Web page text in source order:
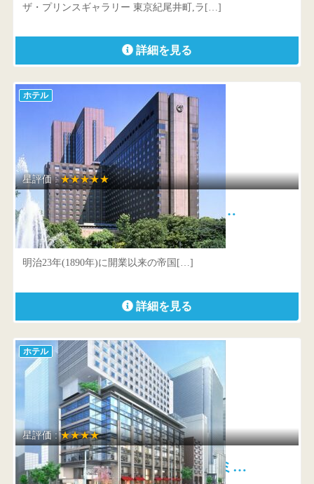
ザ・プリンスギャラリー 東京紀尾井町,ラ[…]
詳細を見る
ホテル
星評価 :★★★★★
帝国ホテル 東京 インペリア…
東京都 千代田区内幸町1-1-1
明治23年(1890年)に開業以来の帝国[…]
詳細を見る
ホテル
星評価 :★★★★
三井ガーデンホテル日本橋プレミ…